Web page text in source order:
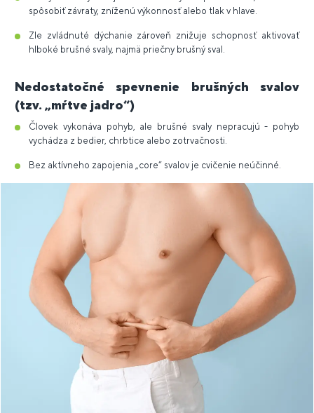
spôsobiť závraty, zníženú výkonnosť alebo tlak v hlave.
Zle zvládnuté dýchanie zároveň znižuje schopnosť aktivovať
hlboké brušné svaly, najmä priečny brušný sval.
Nedostatočné spevnenie brušných svalov
(tzv. „mŕtve jadro“)
Človek vykonáva pohyb, ale brušné svaly nepracujú - pohyb
vychádza z bedier, chrbtice alebo zotrvačnosti.
Bez aktívneho zapojenia „core“ svalov je cvičenie neúčinné.